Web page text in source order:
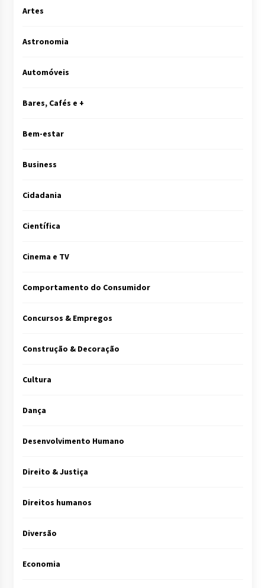
Artes
Astronomia
Automóveis
Bares, Cafés e +
Bem-estar
Business
Cidadania
Científica
Cinema e TV
Comportamento do Consumidor
Concursos & Empregos
Construção & Decoração
Cultura
Dança
Desenvolvimento Humano
Direito & Justiça
Direitos humanos
Diversão
Economia